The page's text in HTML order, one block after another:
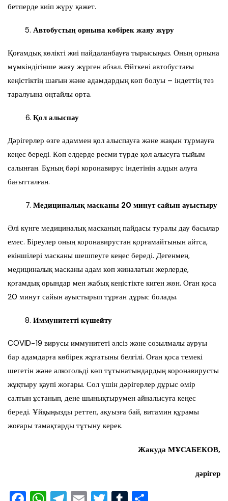
бетперде киіп жүру қажет.
Автобустың орнына көбірек жаяу жүру
Қоғамдық көлікті жиі пайдаланбауға тырысыңыз. Оның орнына
мүмкіндігінше жаяу жүрген абзал. Өйткені автобустағы
кеңістіктің шағын және адамдардың көп болуы – індеттің тез
таралуына оңтайлы орта.
Қол алыспау
Дәрігерлер өзге адаммен қол алыспауға және жақын тұрмауға
кеңес береді. Көп елдерде ресми түрде қол алысуға тыйым
салынған. Бұның бәрі коронавирус індетінің алдын алуға
бағытталған.
Медициналық масканы 20 минут сайын ауыстыру
Әлі күнге медициналық масканың пайдасы туралы дау басылар
емес. Біреулер оның коронавирустан қорғамайтынын айтса,
екіншілері масканы шешпеуге кеңес береді. Дегенмен,
медициналық масканы адам көп жиналатын жерлерде,
қоғамдық орындар мен жабық кеңістікте киген жөн. Оған қоса
20 минут сайын ауыстырып тұрған дұрыс болады.
Иммунитетті күшейту
COVID-19 вирусы иммунитеті әлсіз және созылмалы ауруы
бар адамдарға көбірек жұғатыны белгілі. Оған қоса темекі
шегетін және алкогольді көп тұтынатындардың коронавирусты
жұқтыру қаупі жоғары. Сол үшін дәрігерлер дұрыс өмір
салтын ұстанып, дене шынықтырумен айналысуға кеңес
береді. Ұйқыңызды реттеп, ақуызға бай, витамин құрамы
жоғары тамақтарды тұтыну керек.
Жакуда МҰСАБЕКОВ,
дәрігер